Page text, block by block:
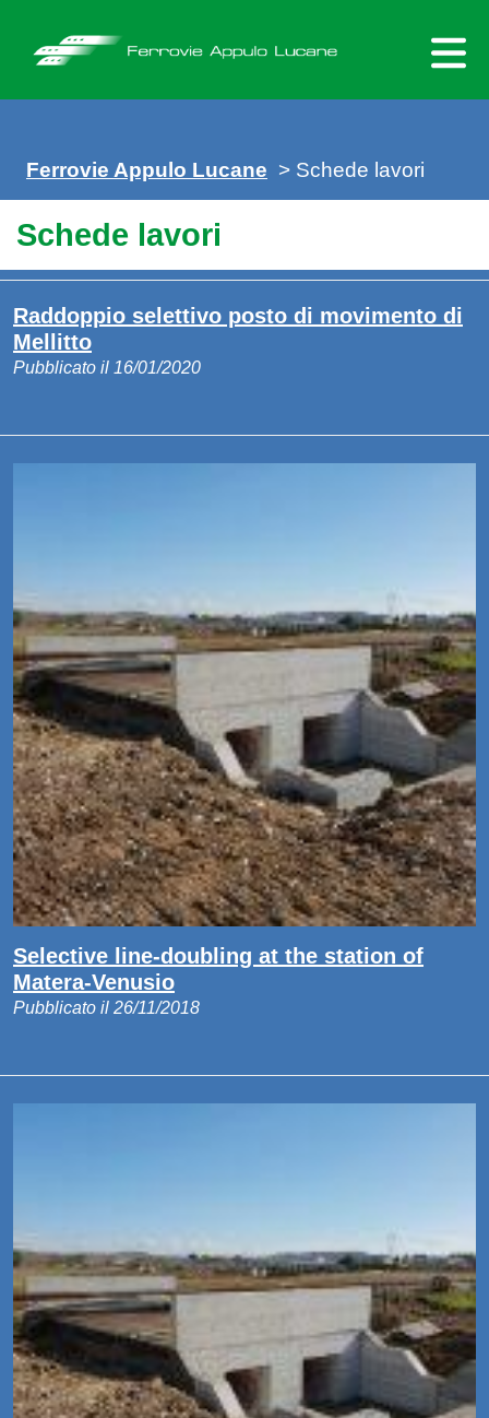
content
Ferrovie Appulo Lucane > Schede lavori
Schede lavori
Raddoppio selettivo posto di movimento di
Mellitto
Pubblicato il 16/01/2020
Selective line-doubling at the station of
Matera-Venusio
Pubblicato il 26/11/2018